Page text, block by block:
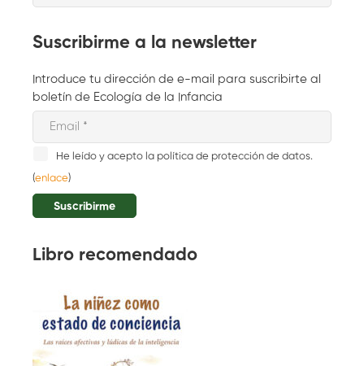
Suscribirme a la newsletter
Introduce tu dirección de e-mail para suscribirte al
boletín de Ecología de la Infancia
He leído y acepto la política de protección de datos.
(enlace)
Libro recomendado